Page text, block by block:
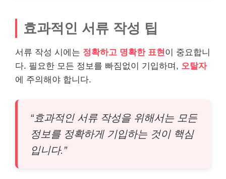
효과적인 서류 작성 팁
서류 작성 시에는 정확하고 명확한 표현이 중요합니
다. 필요한 모든 정보를 빠짐없이 기입하며, 오탈자
에 주의해야 합니다.
“효과적인 서류 작성을 위해서는 모든
정보를 정확하게 기입하는 것이 핵심
입니다.”